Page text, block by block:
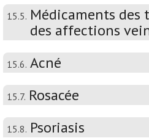
15.5. Médicaments des
des affections
15.6. Acné
15.7. Rosacée
15.8. Psoriasis